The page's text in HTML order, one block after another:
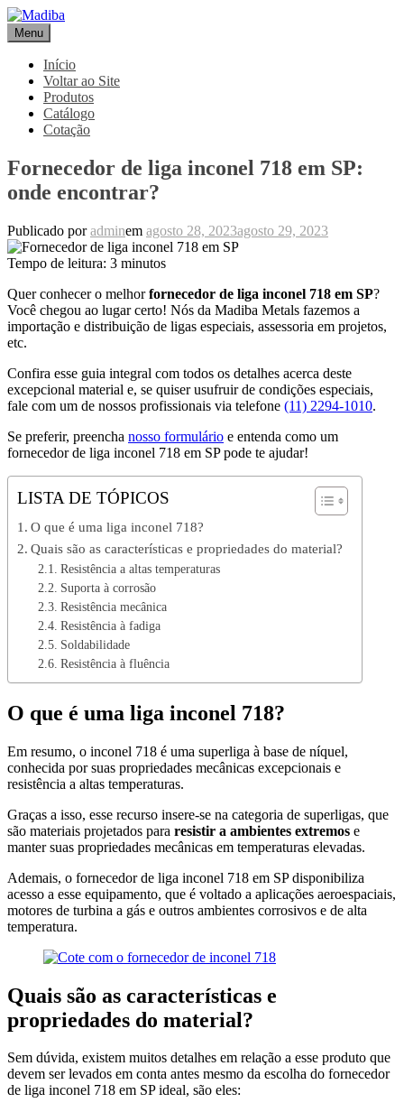
Pular
para
o
conteúdo
Madiba
Líder de Importação e Distribuição de Ligas Especiais
Menu
Início
Voltar ao Site
Produtos
Catálogo
Cotação
Fornecedor de liga inconel 718 em SP:
onde encontrar?
Publicado poradminem agosto 28, 2023agosto 29, 2023
Tempo de leitura: 3 minutos
Quer conhecer o melhorfornecedor de liga inconel 718 em SP?
Você chegou ao lugar certo! Nós da Madiba Metals fazemos a
importação e distribuição de ligas especiais, assessoria em projetos,
etc.
Confira esse guia integral com todos os detalhes acerca deste
excepcional material e, se quiser usufruir de condições especiais,
fale com um de nossos profissionais via telefone (11) 2294-1010.
Se preferir, preencha nosso formulário e entenda como um
fornecedor de liga inconel 718 em SP pode te ajudar!
LISTA DE TÓPICOS
O que é uma liga inconel 718?
Quais são as características e propriedades do material?
Resistência a altas temperaturas
Suporta à corrosão
Resistência mecânica
Resistência à fadiga
Soldabilidade
Resistência à fluência
O que é uma liga inconel 718?
Em resumo, o inconel 718 é uma superliga à base de níquel,
conhecida por suas propriedades mecânicas excepcionais e
resistência a altas temperaturas.
Graças a isso, esse recurso insere-se na categoria de superligas, que
são materiais projetados para resistir a ambientes extremos e
manter suas propriedades mecânicas em temperaturas elevadas.
Ademais, o fornecedor de liga inconel 718 em SP disponibiliza
acesso a esse equipamento, que é voltado a aplicações aeroespaciais,
motores de turbina a gás e outros ambientes corrosivos e de alta
temperatura.
Quais são as características e
propriedades do material?
Sem dúvida, existem muitos detalhes em relação a esse produto que
devem ser levados em conta antes mesmo da escolha do fornecedor
de liga inconel 718 em SP ideal, são eles: